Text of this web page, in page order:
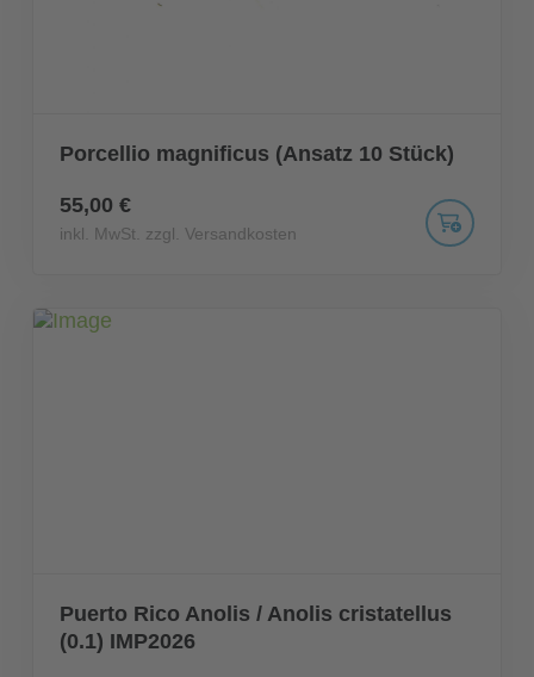
Porcellio magnificus (Ansatz 10 Stück)
55,00 €
inkl. MwSt. zzgl. Versandkosten
Puerto Rico Anolis / Anolis cristatellus
(0.1) IMP2026